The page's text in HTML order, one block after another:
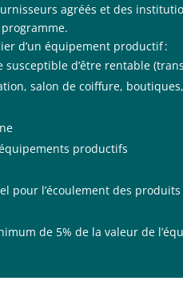
agréés et des
d’un équipement productif :
d’être rentable
salon de coiffure,
productifs
pour l’écoulement des
de 5% de la valeur de